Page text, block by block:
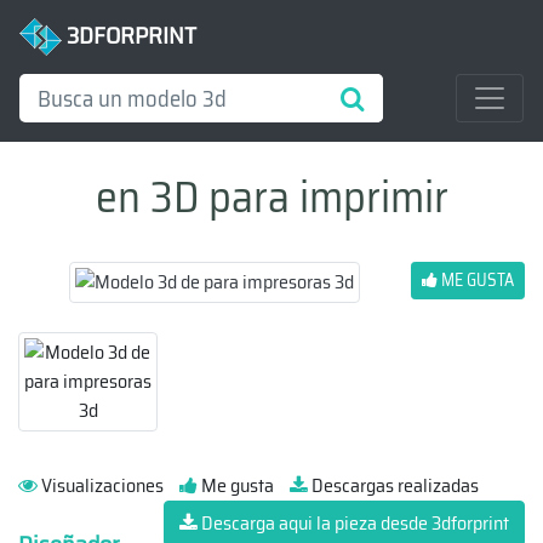
3DFORPRINT
en 3D para imprimir
ME GUSTA
Visualizaciones Me gusta
Descargas realizadas
Descarga aqui la pieza desde 3dforprint